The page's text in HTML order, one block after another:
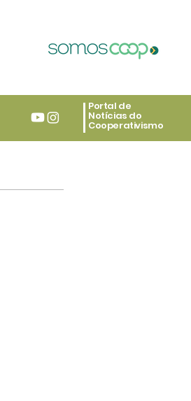
Portal de
Notícias do
Cooperativismo